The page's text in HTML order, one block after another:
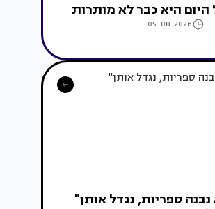
היא כבר לא מותרות
05-08-2026
ספריות, נגדל אותן"